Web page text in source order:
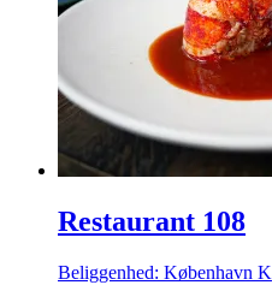
Restaurant 108
Beliggenhed: København K